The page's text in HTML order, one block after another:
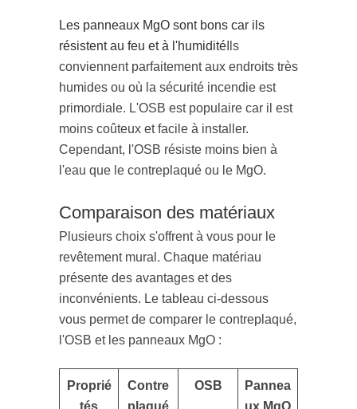
Les panneaux MgO sont bons car ils
résistent au feu et à l'humidité Ils
conviennent parfaitement aux endroits très
humides ou où la sécurité incendie est
primordiale. L'OSB est populaire car il est
moins coûteux et facile à installer.
Cependant, l'OSB résiste moins bien à
l'eau que le contreplaqué ou le MgO.
Comparaison des matériaux
Plusieurs choix s'offrent à vous pour le
revêtement mural. Chaque matériau
présente des avantages et des
inconvénients. Le tableau ci-dessous
vous permet de comparer le contreplaqué,
l'OSB et les panneaux MgO :
Proprié
Contre
OSB
Pannea